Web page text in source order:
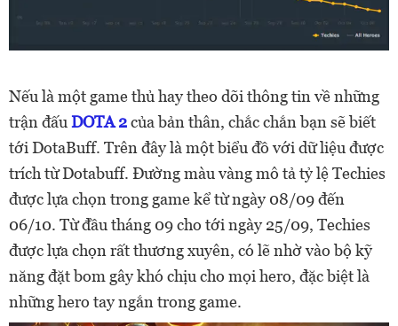
Nếu là một game thủ hay theo dõi thông tin về những
trận đấu DOTA 2của bản thân, chắc chắn bạn sẽ biết
tới DotaBuff. Trên đây là một biểu đồ với dữ liệu được
trích từ Dotabuff. Đường màu vàng mô tả tỷ lệ Techies
được lựa chọn trong game kể từ ngày 08/09 đến
06/10. Từ đầu tháng 09 cho tới ngày 25/09, Techies
được lựa chọn rất thương xuyên, có lẽ nhờ vào bộ kỹ
năng đặt bom gây khó chịu cho mọi hero, đặc biệt là
những hero tay ngắn trong game.